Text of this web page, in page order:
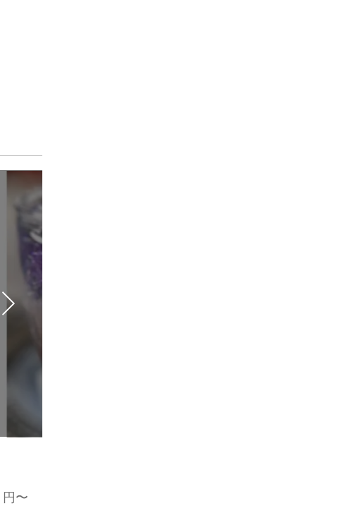
円〜